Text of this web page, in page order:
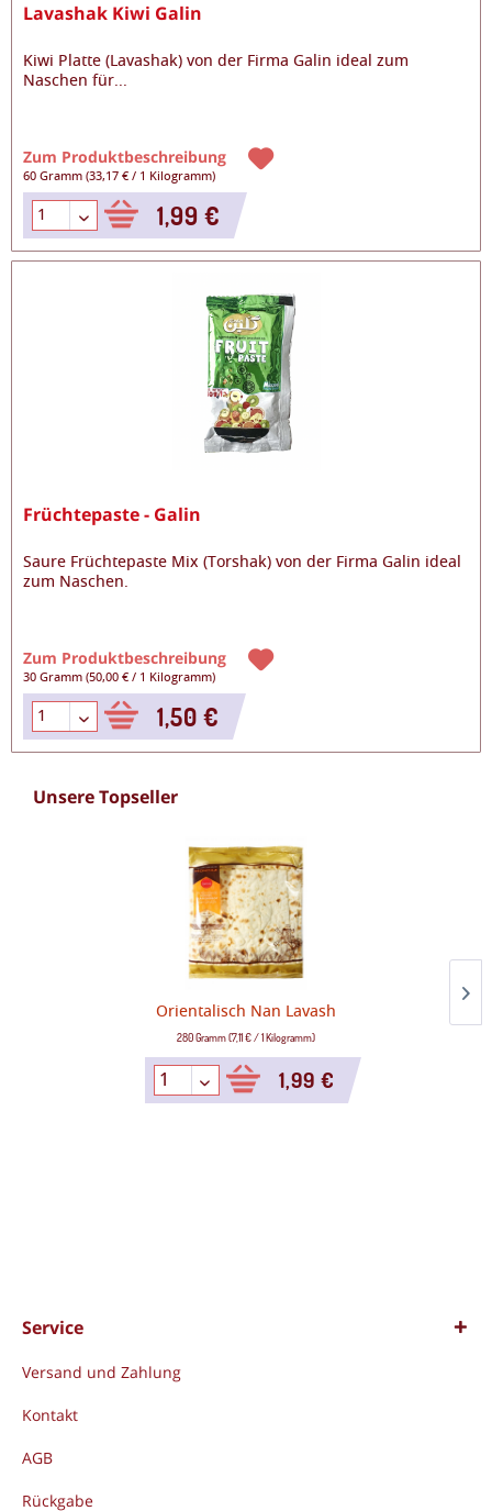
Lavashak Kiwi Galin
Kiwi Platte (Lavashak) von der Firma Galin ideal zum
Naschen für...
Zum Produktbeschreibung
60 Gramm(33,17 € / 1 Kilogramm)
1,99 €
Früchtepaste - Galin
Saure Früchtepaste Mix (Torshak) von der Firma Galin ideal
zum Naschen.
Zum Produktbeschreibung
30 Gramm(50,00 € / 1 Kilogramm)
1,50 €
Unsere Topseller
Orientalisch Nan Lavash
280 Gramm(7,11 €/1 Kilogramm)
1,99 €
Service
Versand und Zahlung
Kontakt
AGB
Rückgabe